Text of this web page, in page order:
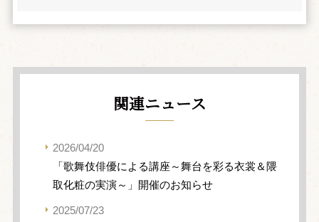
関連ニュース
2026/04/20
「歌舞伎俳優による講座～舞台を彩る衣裳＆隈
取化粧の実演～」開催のお知らせ
2025/07/23